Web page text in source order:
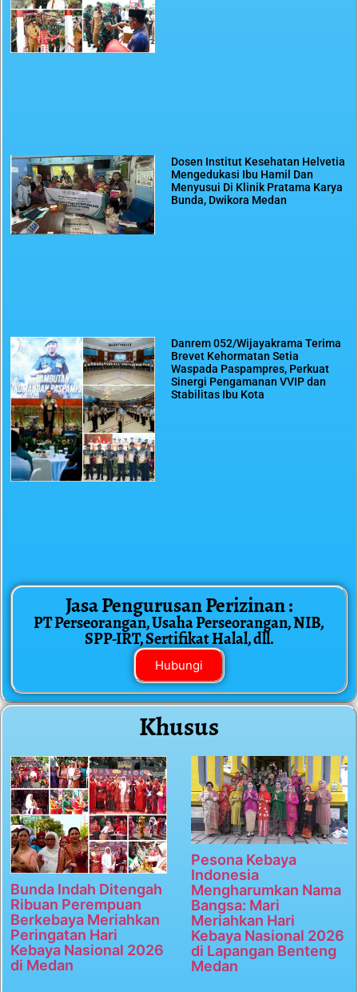
Dosen Institut Kesehatan Helvetia
Mengedukasi Ibu Hamil Dan
Menyusui Di Klinik Pratama Karya
Bunda, Dwikora Medan
Danrem 052/Wijayakrama Terima
Brevet Kehormatan Setia
Waspada Paspampres, Perkuat
Sinergi Pengamanan VVIP dan
Stabilitas Ibu Kota
Jasa Pengurusan Perizinan :
PT Perseorangan, Usaha Perseorangan, NIB,
SPP-IRT, Sertifikat Halal, dll.
Hubungi
Khusus
Bunda Indah Ditengah
Ribuan Perempuan
Berkebaya Meriahkan
Peringatan Hari
Kebaya Nasional 2026
di Medan
Pesona Kebaya
Indonesia
Mengharumkan Nama
Bangsa: Mari
Meriahkan Hari
Kebaya Nasional 2026
di Lapangan Benteng
Medan